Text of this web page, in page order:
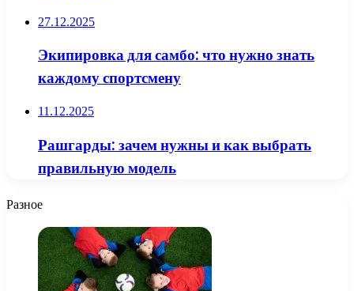
27.12.2025
Экипировка для самбо: что нужно знать
каждому спортсмену
11.12.2025
Рашгарды: зачем нужны и как выбрать
правильную модель
Разное